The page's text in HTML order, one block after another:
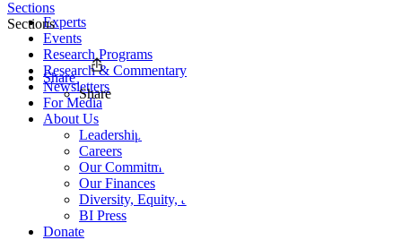
Experts
Events
Research Programs
Research & Commentary
Newsletters
For Media
About Us
Leadership
Careers
Our Commitments
Our Finances
Diversity, Equity, and Inclusion
BI Press
Donate
Sections
Sections
Share
Share